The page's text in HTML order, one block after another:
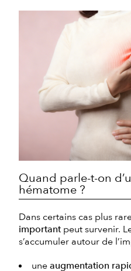
Quand parle-t-on
hématome ?
Dans certains cas plus
important peut survenir.
s’accumuler autour de
uneaugmentation